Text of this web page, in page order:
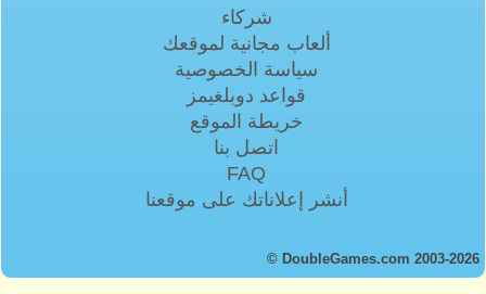
شركاء
ألعاب مجانية لموقعك
سياسة الخصوصية
قواعد دوبلغيمز
خريطة الموقع
اتصل بنا
FAQ
أنشر إعلاناتك على موقعنا
© DoubleGames.com 2003-2026